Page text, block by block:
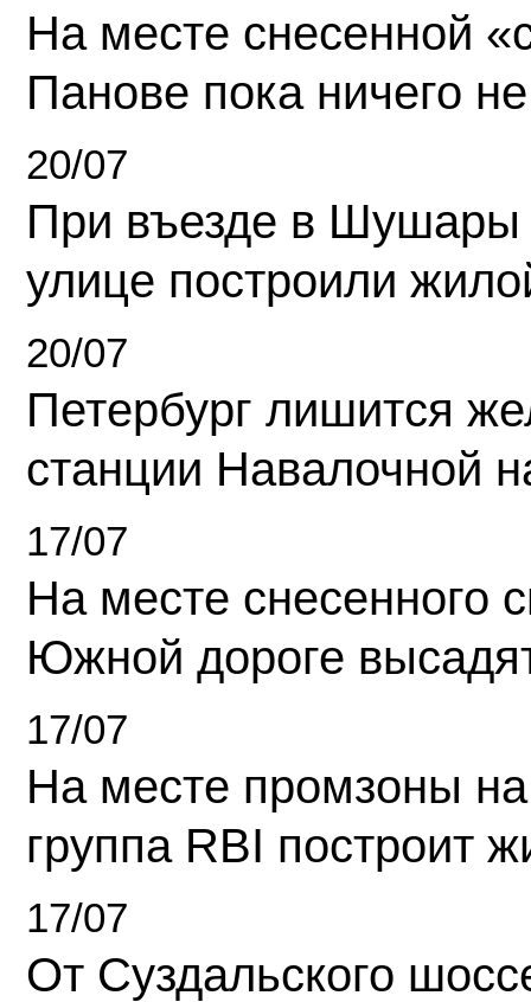
На месте снесенной
Панове пока ничего
20/07
При въезде в Шушары
улице построили
20/07
Петербург лишится
станции Навалочной
17/07
На месте снесенного
Южной дороге
17/07
На месте промзоны
группа RBI построит
17/07
От Суздальского